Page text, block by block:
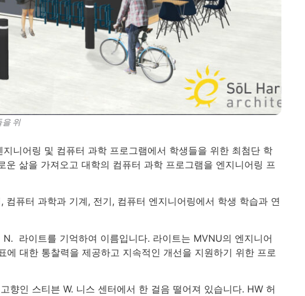
을 위
니어링 및 컴퓨터 과학 프로그램에서 학생들을 위한 최첨단 학
삶을 가져오고 대학의 컴퓨터 과학 프로그램을 엔지니어링 프
퓨터 과학과 기계, 전기, 컴퓨터 엔지니어링에서 학생 학습과 연
라이트를 기억하여 이름입니다. 라이트는 MVNU의 엔지니어
대한 통찰력을 제공하고 지속적인 개선을 지원하기 위한 프로
향인 스티븐 W. 니스 센터에서 한 걸음 떨어져 있습니다. HW 허